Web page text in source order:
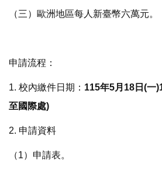
（三）歐洲地區每人新臺幣六萬元。
申請流程：
1. 校內繳件日期： 115年5月18日(一
至國際處)
2. 申請資料
（1）申請表。